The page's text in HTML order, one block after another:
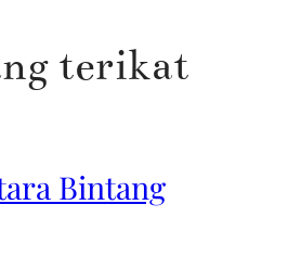
terikat
Bintang